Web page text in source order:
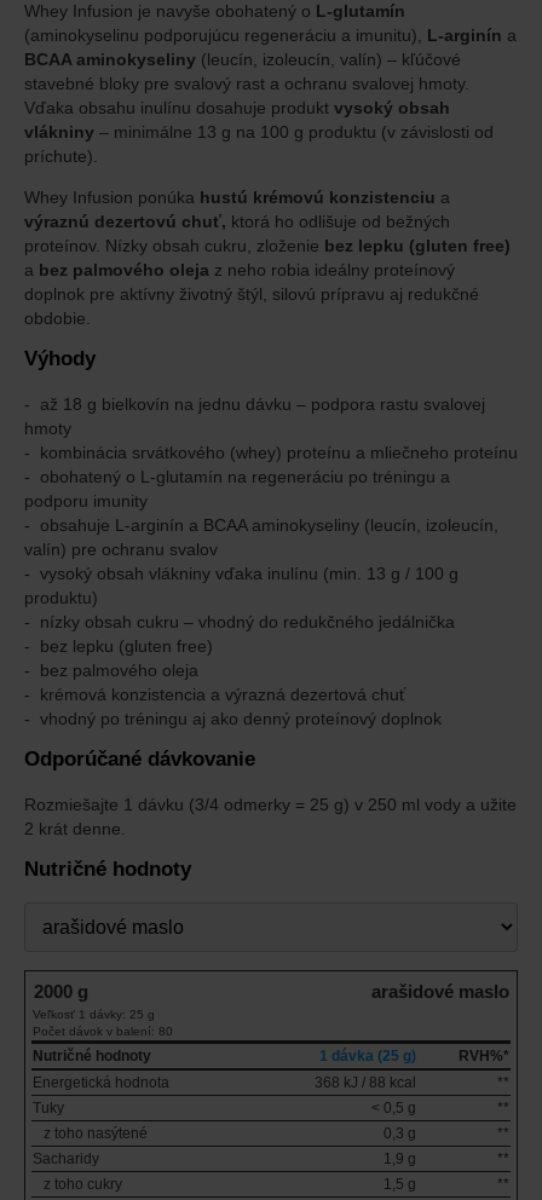
Whey Infusion je navyše obohatený o L-glutamín
(aminokyselinu podporujúcu regeneráciu a imunitu), L-arginín a
BCAA aminokyseliny (leucín, izoleucín, valín) – kľúčové
stavebné bloky pre svalový rast a ochranu svalovej hmoty.
Vďaka obsahu inulínu dosahuje produkt vysoký obsah
vlákniny – minimálne 13 g na 100 g produktu (v závislosti od
príchute).
Whey Infusion ponúka hustú krémovú konzistenciu a
výraznú dezertovú chuť, ktorá ho odlišuje od bežných
proteínov. Nízky obsah cukru, zloženie bez lepku (gluten free)
a bez palmového oleja z neho robia ideálny proteínový
doplnok pre aktívny životný štýl, silovú prípravu aj redukčné
obdobie.
Výhody
až 18 g bielkovín na jednu dávku – podpora rastu svalovej
hmoty
kombinácia srvátkového (whey) proteínu a mliečneho proteínu
obohatený o L-glutamín na regeneráciu po tréningu a
podporu imunity
obsahuje L-arginín a BCAA aminokyseliny (leucín, izoleucín,
valín) pre ochranu svalov
vysoký obsah vlákniny vďaka inulínu (min. 13 g / 100 g
produktu)
nízky obsah cukru – vhodný do redukčného jedálnička
bez lepku (gluten free)
bez palmového oleja
krémová konzistencia a výrazná dezertová chuť
vhodný po tréningu aj ako denný proteínový doplnok
Odporúčané dávkovanie
Rozmiešajte 1 dávku (3/4 odmerky = 25 g) v 250 ml vody a užite
2 krát denne.
Nutričné hodnoty
2000 g arašidové maslo
Veľkosť 1 dávky: 25 g
Počet dávok v balení: 80
Nutričné hodnoty 1 dávka (25 g)
RVH%*
Energetická hodnota
368 kJ / 88 kcal
**
Tuky
< 0,5 g
**
z toho nasýtené
0,3 g
**
Sacharidy
1,9 g
**
z toho cukry
1,5 g
**